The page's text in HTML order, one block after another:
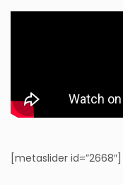
[metaslider id=”2668″]